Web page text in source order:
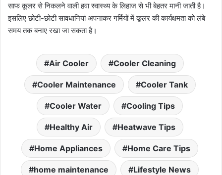
साफ कूलर से निकलने वाली हवा स्वास्थ्य के लिहाज से भी बेहतर मानी जाती है।
इसलिए छोटी-छोटी सावधानियां अपनाकर गर्मियों में कूलर की कार्यक्षमता को लंबे
समय तक बनाए रखा जा सकता है।
Air Cooler Cooler Cleaning
Cooler Maintenance Cooler Tank
Cooler Water Cooling Tips
Healthy Air Heatwave Tips
Home Appliances Home Care Tips
home maintenance Lifestyle News